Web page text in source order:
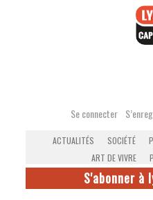
Se connecter
ACTUALITÉS SOCIÉTÉ
ART DE VIVRE
S'abonner